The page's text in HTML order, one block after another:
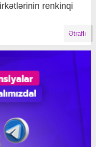
renkinqi
Ətraflı